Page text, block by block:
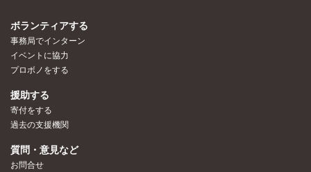
ボランティアする
事務局でインターン
イベントに協力
プロボノをする
援助する
寄付をする
過去の支援機関
質問・意見など
お問合せ